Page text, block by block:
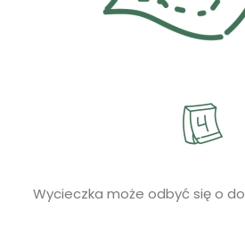
Wycieczka może odbyć się o